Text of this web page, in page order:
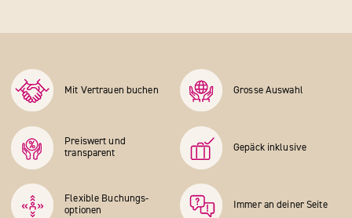
Mit Vertrauen buchen Grosse Auswahl
Preiswert und
transparent
Gepäck inklusive
Flexible Buchungs­
optionen
Immer an deiner Seite